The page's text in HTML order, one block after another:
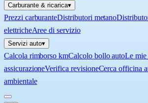
Carburante & ricarica▾
Prezzi carburanteDistributori metano
elettricheAree di servizio
Servizi auto▾
Calcola rimborso kmCalcolo bollo autoLe mie
assicurazioneVerifica revisioneCerca officina
ambientale